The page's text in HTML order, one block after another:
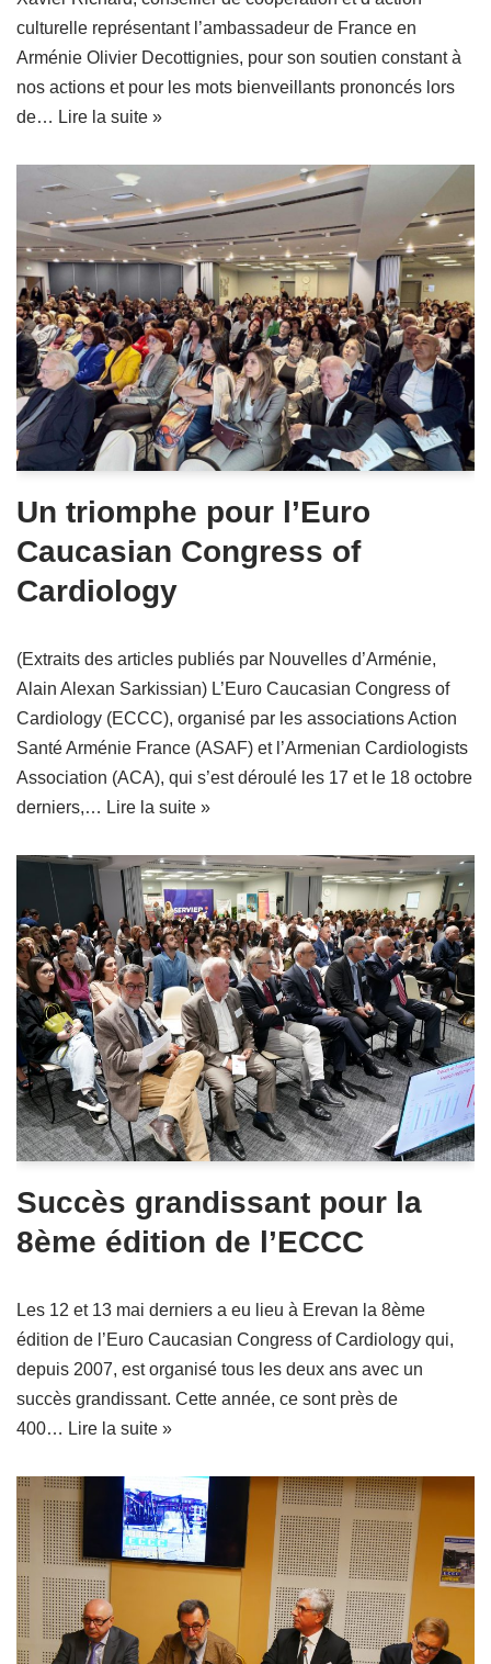
culturelle représentant l’ambassadeur de France en
Arménie Olivier Decottignies, pour son soutien constant à
nos actions et pour les mots bienveillants prononcés lors
de… Lire la suite »
Un triomphe pour l’Euro
Caucasian Congress of
Cardiology
(Extraits des articles publiés par Nouvelles d’Arménie,
Alain Alexan Sarkissian) L’Euro Caucasian Congress of
Cardiology (ECCC), organisé par les associations Action
Santé Arménie France (ASAF) et l’Armenian Cardiologists
Association (ACA), qui s’est déroulé les 17 et le 18 octobre
derniers,… Lire la suite »
Succès grandissant pour la
8ème édition de l’ECCC
Les 12 et 13 mai derniers a eu lieu à Erevan la 8ème
édition de l’Euro Caucasian Congress of Cardiology qui,
depuis 2007, est organisé tous les deux ans avec un
succès grandissant. Cette année, ce sont près de
400… Lire la suite »